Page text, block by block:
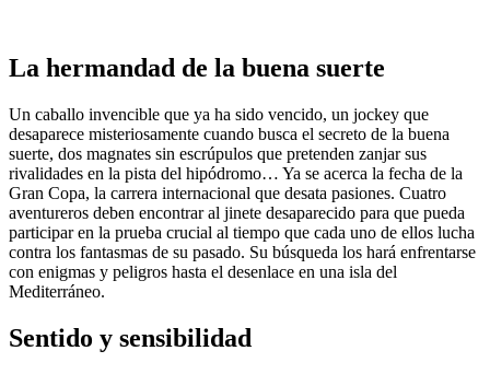
La hermandad de la buena suerte
Un caballo invencible que ya ha sido vencido, un jockey que
desaparece misteriosamente cuando busca el secreto de la buena
suerte, dos magnates sin escrúpulos que pretenden zanjar sus
rivalidades en la pista del hipódromo… Ya se acerca la fecha de la
Gran Copa, la carrera internacional que desata pasiones. Cuatro
aventureros deben encontrar al jinete desaparecido para que pueda
participar en la prueba crucial al tiempo que cada uno de ellos lucha
contra los fantasmas de su pasado. Su búsqueda los hará enfrentarse
con enigmas y peligros hasta el desenlace en una isla del
Mediterráneo.
Sentido y sensibilidad